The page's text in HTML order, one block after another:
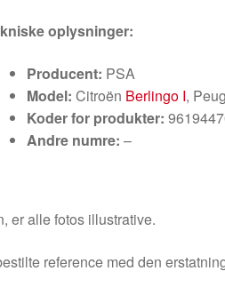
oplysninger:
Producent: PSA
Model: Citroën Berlingo I,
Koder for produkter:
Andre numre: –
er alle fotos illustrative.
reference med den